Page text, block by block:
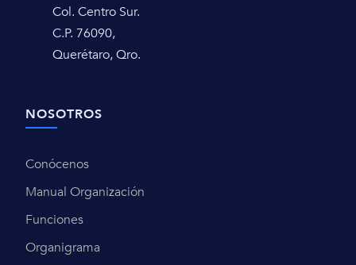
Col. Centro Sur.
C.P. 76090,
Querétaro, Qro.
NOSOTROS
Conócenos
Manual Organización
Funciones
Organigrama